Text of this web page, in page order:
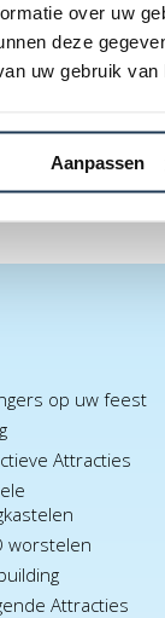
over uw
deze
uw gebruik van
Aanpassen
op uw feest
Attracties
worstelen
Attracties